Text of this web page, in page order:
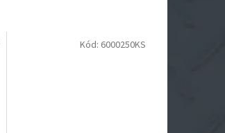
Kód: 6000250KS